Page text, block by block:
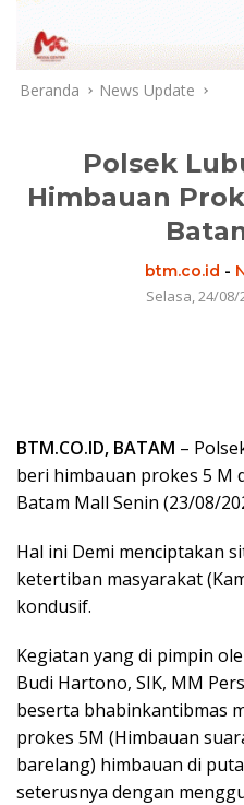
Beranda News Update
Polsek
Himbauan
btm.co.id -
Selasa, 24/08/
BTM.CO.ID, BATAM –
beri himbauan prokes 5 M
Batam Mall Senin (23/08/
Hal ini Demi menciptakan
ketertiban masyarakat
kondusif.
Kegiatan yang di pimpin
Budi Hartono, SIK, MM
beserta bhabinkantibmas
prokes 5M (Himbauan
barelang) himbauan di
seterusnya dengan